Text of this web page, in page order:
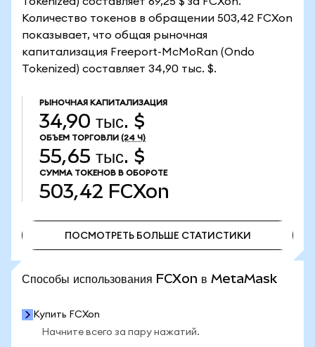
Количество токенов в обращении 503,42 FCXon
показывает, что общая рыночная
капитализация Freeport-McMoRan (Ondo
Tokenized) составляет 34,90 тыс. $.
РЫНОЧНАЯ КАПИТАЛИЗАЦИЯ
34,90 тыс. $
ОБЪЕМ ТОРГОВЛИ (24 Ч)
55,65 тыс. $
СУММА ТОКЕНОВ В ОБОРОТЕ
503,42 FCXon
ПОСМОТРЕТЬ БОЛЬШЕ СТАТИСТИКИ
Способы использования FCXon в MetaMask
Купить FCXon
Начните всего за пару нажатий.